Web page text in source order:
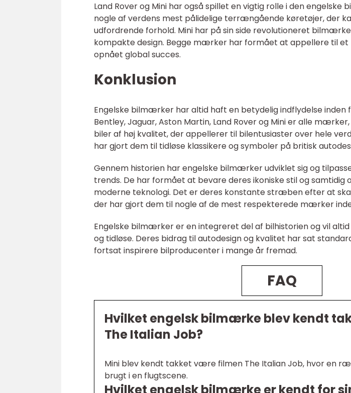
Land Rover og Mini har også spillet en vigtig rolle i den engelske
nogle af verdens mest pålidelige terrængående køretøjer, der
udfordrende forhold. Mini har på sin side revolutioneret
kompakte design. Begge mærker har formået at appellere til
opnået global succes.
Konklusion
Engelske bilmærker har altid haft en betydelig indflydelse inden
Bentley, Jaguar, Aston Martin, Land Rover og Mini er alle
biler af høj kvalitet, der appellerer til bilentusiaster over hele
har gjort dem til tidløse klassikere og symboler på britisk
Gennem historien har engelske bilmærker udviklet sig og
trends. De har formået at bevare deres ikoniske stil og samtidig
moderne teknologi. Det er deres konstante stræben efter at
der har gjort dem til nogle af de mest respekterede mærker
Engelske bilmærker er en integreret del af bilhistorien og vil
og tidløse. Deres bidrag til autodesign og kvalitet har sat
fortsat inspirere bilproducenter i mange år fremad.
FAQ
Hvilket engelsk bilmærke blev kendt
The Italian Job?
Mini blev kendt takket være filmen The Italian Job, hvor en
brugt i en flugtscene.